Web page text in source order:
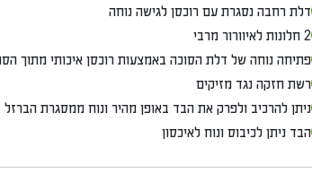
דלת רחבה נסגרת עם רוכסן לגישה נוחה
2 חלונות לאיוורור מרבי
פתיחה נוחה של דלת הסוכה באמצעות רוכסן איכותי מתוך
רשת חזקה נגד מזיקים
ניתן להרכיב ולפרק את הבד באופן מהיר ונוח ממסגרת
הבד ניתן לכיבוס ונוח לאיכסון